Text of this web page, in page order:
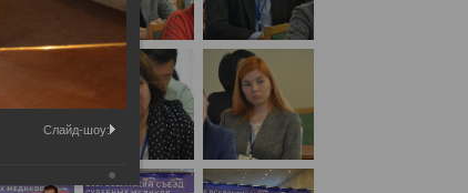
Слайд-шоу: